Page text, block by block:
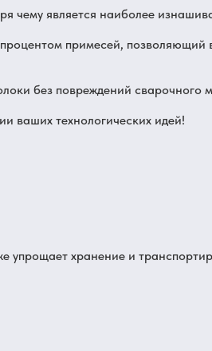
чему является наиболее
примесей, позволяющий
без повреждений сварочного
ваших технологических идей!
упрощает хранение и